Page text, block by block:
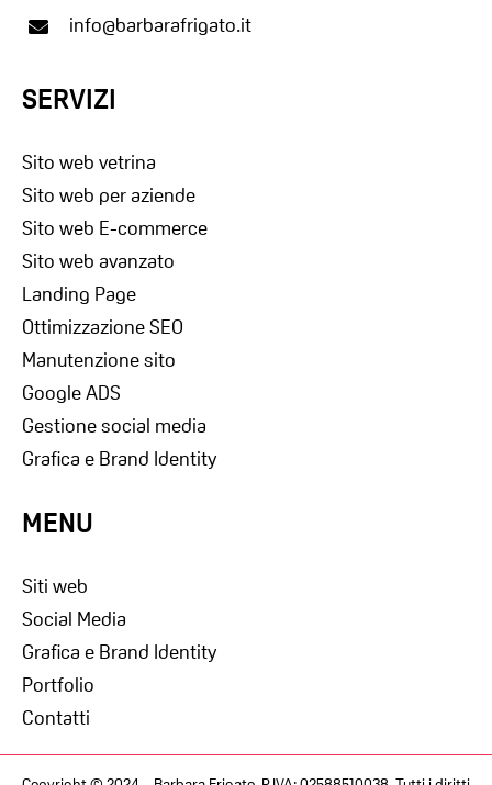
info@barbarafrigato.it
SERVIZI
Sito web vetrina
Sito web per aziende
Sito web E-commerce
Sito web avanzato
Landing Page
Ottimizzazione SEO
Manutenzione sito
Google ADS
Gestione social media
Grafica e Brand Identity
MENU
Siti web
Social Media
Grafica e Brand Identity
Portfolio
Contatti